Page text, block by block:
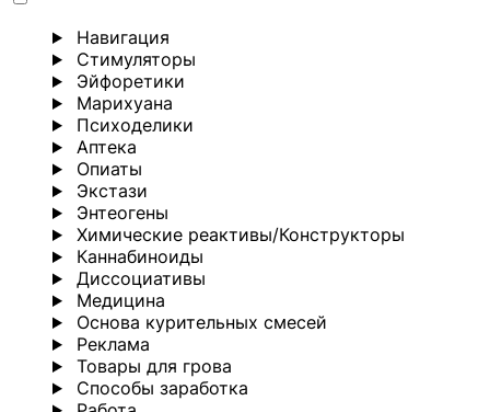
Навигация
Стимуляторы
Эйфоретики
Марихуана
Психоделики
Аптека
Опиаты
Экстази
Энтеогены
Химические реактивы/Конструкторы
Каннабиноиды
Диссоциативы
Медицина
Основа курительных смесей
Реклама
Товары для грова
Способы заработка